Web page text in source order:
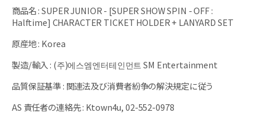
商品名:SUPER JUNIOR - [SUPER SHOW SPIN - OFF :
Halftime] CHARACTER TICKET HOLDER + LANYARD SET
原産地: Korea
製造/輸入 : (주)에스엠엔터테인먼트 SM Entertainment
品質保証基準: 関連法及び消費者紛争の解決規定に従う
AS 責任者の連絡先: Ktown4u, 02-552-0978